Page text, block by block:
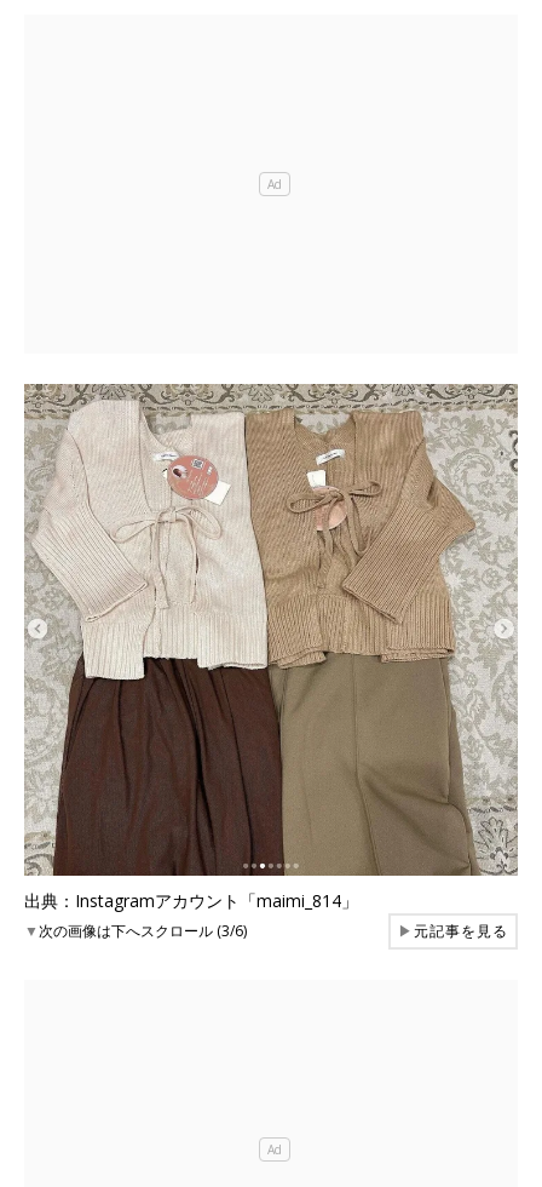
出典：Instagramアカウント「maimi_814」
▼次の画像は下へスクロール (3/6) ▶元記事を見る